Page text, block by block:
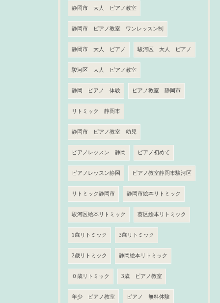
静岡市 大人 ピアノ教室
静岡市 ピアノ教室 ワンレッスン制
静岡市 大人 ピアノ 駿河区 大人 ピアノ
駿河区 大人 ピアノ教室
静岡 ピアノ 体験 ピアノ教室 静岡市
リトミック 静岡市
静岡市 ピアノ教室 幼児
ピアノレッスン 静岡 ピアノ初めて
ピアノレッスン静岡 ピアノ教室静岡市駿河区
リトミック静岡市 静岡市絵本リトミック
駿河区絵本リトミック 葵区絵本リトミック
1歳リトミック 3歳リトミック
2歳リトミック 静岡絵本リトミック
０歳リトミック 3歳 ピアノ教室
年少 ピアノ教室 ピアノ 無料体験